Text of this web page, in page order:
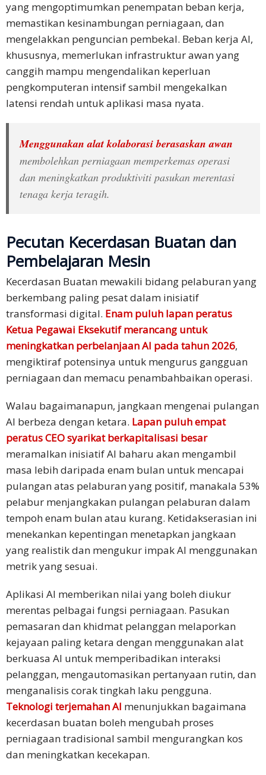
yang mengoptimumkan penempatan beban kerja,
memastikan kesinambungan perniagaan, dan
mengelakkan penguncian pembekal. Beban kerja AI,
khususnya, memerlukan infrastruktur awan yang
canggih mampu mengendalikan keperluan
pengkomputeran intensif sambil mengekalkan
latensi rendah untuk aplikasi masa nyata.
Menggunakan alat kolaborasi berasaskan awan
membolehkan perniagaan memperkemas operasi
dan meningkatkan produktiviti pasukan merentasi
tenaga kerja teragih.
Pecutan Kecerdasan Buatan dan
Pembelajaran Mesin
Kecerdasan Buatan mewakili bidang pelaburan yang
berkembang paling pesat dalam inisiatif
transformasi digital. Enam puluh lapan peratus
Ketua Pegawai Eksekutif merancang untuk
meningkatkan perbelanjaan AI pada tahun 2026,
mengiktiraf potensinya untuk mengurus gangguan
perniagaan dan memacu penambahbaikan operasi.​
Walau bagaimanapun, jangkaan mengenai pulangan
AI berbeza dengan ketara. Lapan puluh empat
peratus CEO syarikat berkapitalisasi besar
meramalkan inisiatif AI baharu akan mengambil
masa lebih daripada enam bulan untuk mencapai
pulangan atas pelaburan yang positif, manakala 53%
pelabur menjangkakan pulangan pelaburan dalam
tempoh enam bulan atau kurang. Ketidakserasian ini
menekankan kepentingan menetapkan jangkaan
yang realistik dan mengukur impak AI menggunakan
metrik yang sesuai.
Aplikasi AI memberikan nilai yang boleh diukur
merentas pelbagai fungsi perniagaan. Pasukan
pemasaran dan khidmat pelanggan melaporkan
kejayaan paling ketara dengan menggunakan alat
berkuasa AI untuk memperibadikan interaksi
pelanggan, mengautomasikan pertanyaan rutin, dan
menganalisis corak tingkah laku pengguna.
Teknologi terjemahan AI menunjukkan bagaimana
kecerdasan buatan boleh mengubah proses
perniagaan tradisional sambil mengurangkan kos
dan meningkatkan kecekapan.​